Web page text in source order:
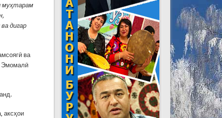
муҳтарам
дигар
ва
Эмомалӣ
аксҳои